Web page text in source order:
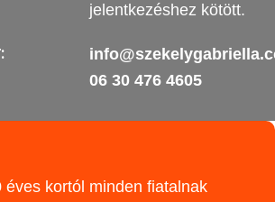
jelentkezéshez kötött.
06 30 476 4605
éves kortól minden fiatalnak